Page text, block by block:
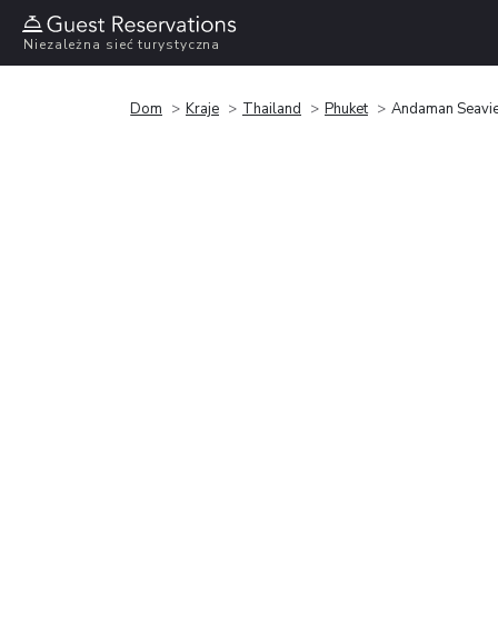
Niezależna sieć turystyczna
Dom Kraje Thailand Phuket Andaman